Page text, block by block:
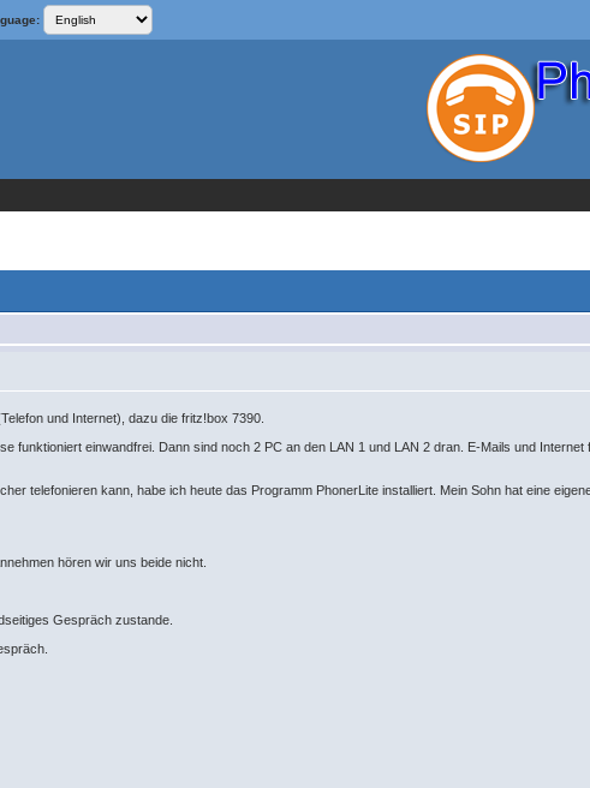
und Internet), dazu die fritz!box 7390.
funktioniert einwandfrei. Dann sind noch 2 PC an den LAN 1 und LAN 2 dran. E-Mails und Internet
telefonieren kann, habe ich heute das Programm PhonerLite installiert. Mein Sohn hat eine
hören wir uns beide nicht.
Gespräch zustande.